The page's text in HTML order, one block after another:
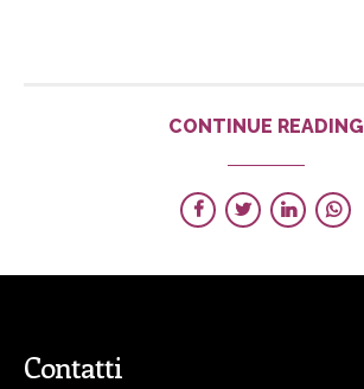
CONTINUE READING
Contatti